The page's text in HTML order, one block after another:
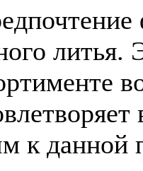
литья.
к данной